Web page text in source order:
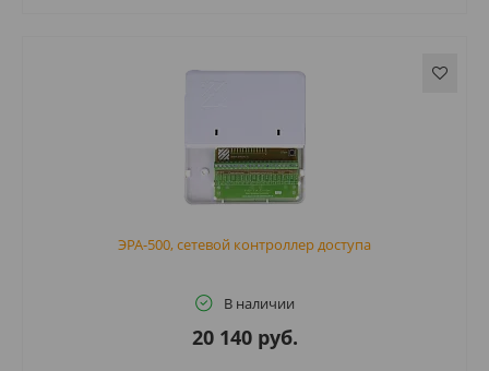
ЭРА-500, сетевой контроллер доступа
В наличии
20 140 руб.